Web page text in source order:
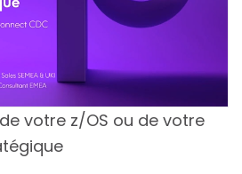
votre z/OS ou de votre